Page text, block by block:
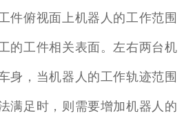
件俯视面上机器人的工作范围
的工件相关表面。左右两台机
身，当机器人的工作轨迹范围
满足时，则需要增加机器人的